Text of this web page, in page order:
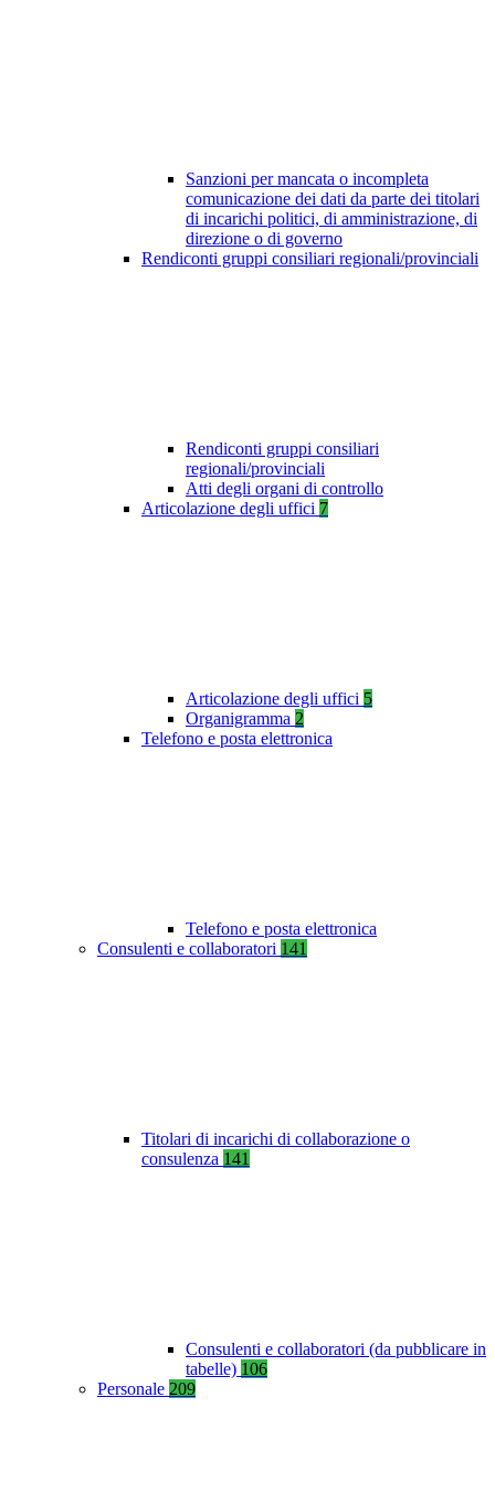
Sanzioni per mancata o incompleta
comunicazione dei dati da parte dei titolari
di incarichi politici, di amministrazione, di
direzione o di governo
Rendiconti gruppi consiliari regionali/provinciali
Rendiconti gruppi consiliari
regionali/provinciali
Atti degli organi di controllo
Articolazione degli uffici 7
Articolazione degli uffici 5
Organigramma 2
Telefono e posta elettronica
Telefono e posta elettronica
Consulenti e collaboratori 141
Titolari di incarichi di collaborazione o
consulenza 141
Consulenti e collaboratori (da pubblicare in
tabelle) 106
Personale 209